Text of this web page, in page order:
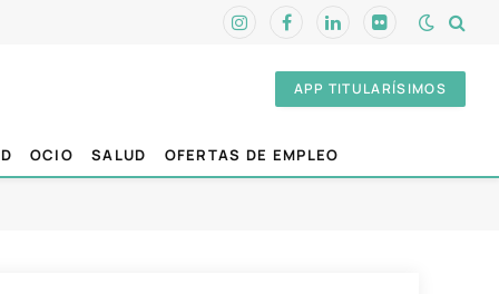
InstagramFacebookLinkedInFlickr
APP TITULARÍSIMOS
OCIO SALUD OFERTAS DE EMPLEO